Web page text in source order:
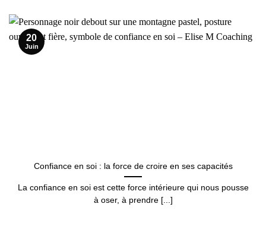
Confiance en soi : la force de croire en ses capacités
La confiance en soi est cette force intérieure qui nous pousse
à oser, à prendre [...]
20
Juin